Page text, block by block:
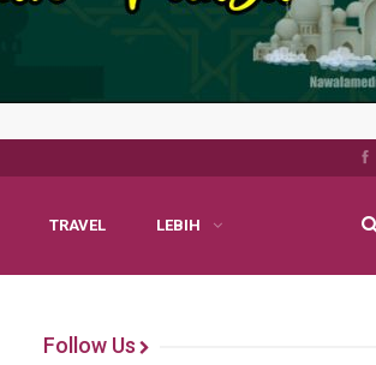
TRAVEL LEBIH
Follow Us